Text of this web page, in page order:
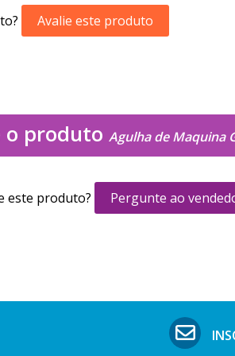
Avalie este produto
o produto Agulha de Maquina
este produto? Pergunte ao